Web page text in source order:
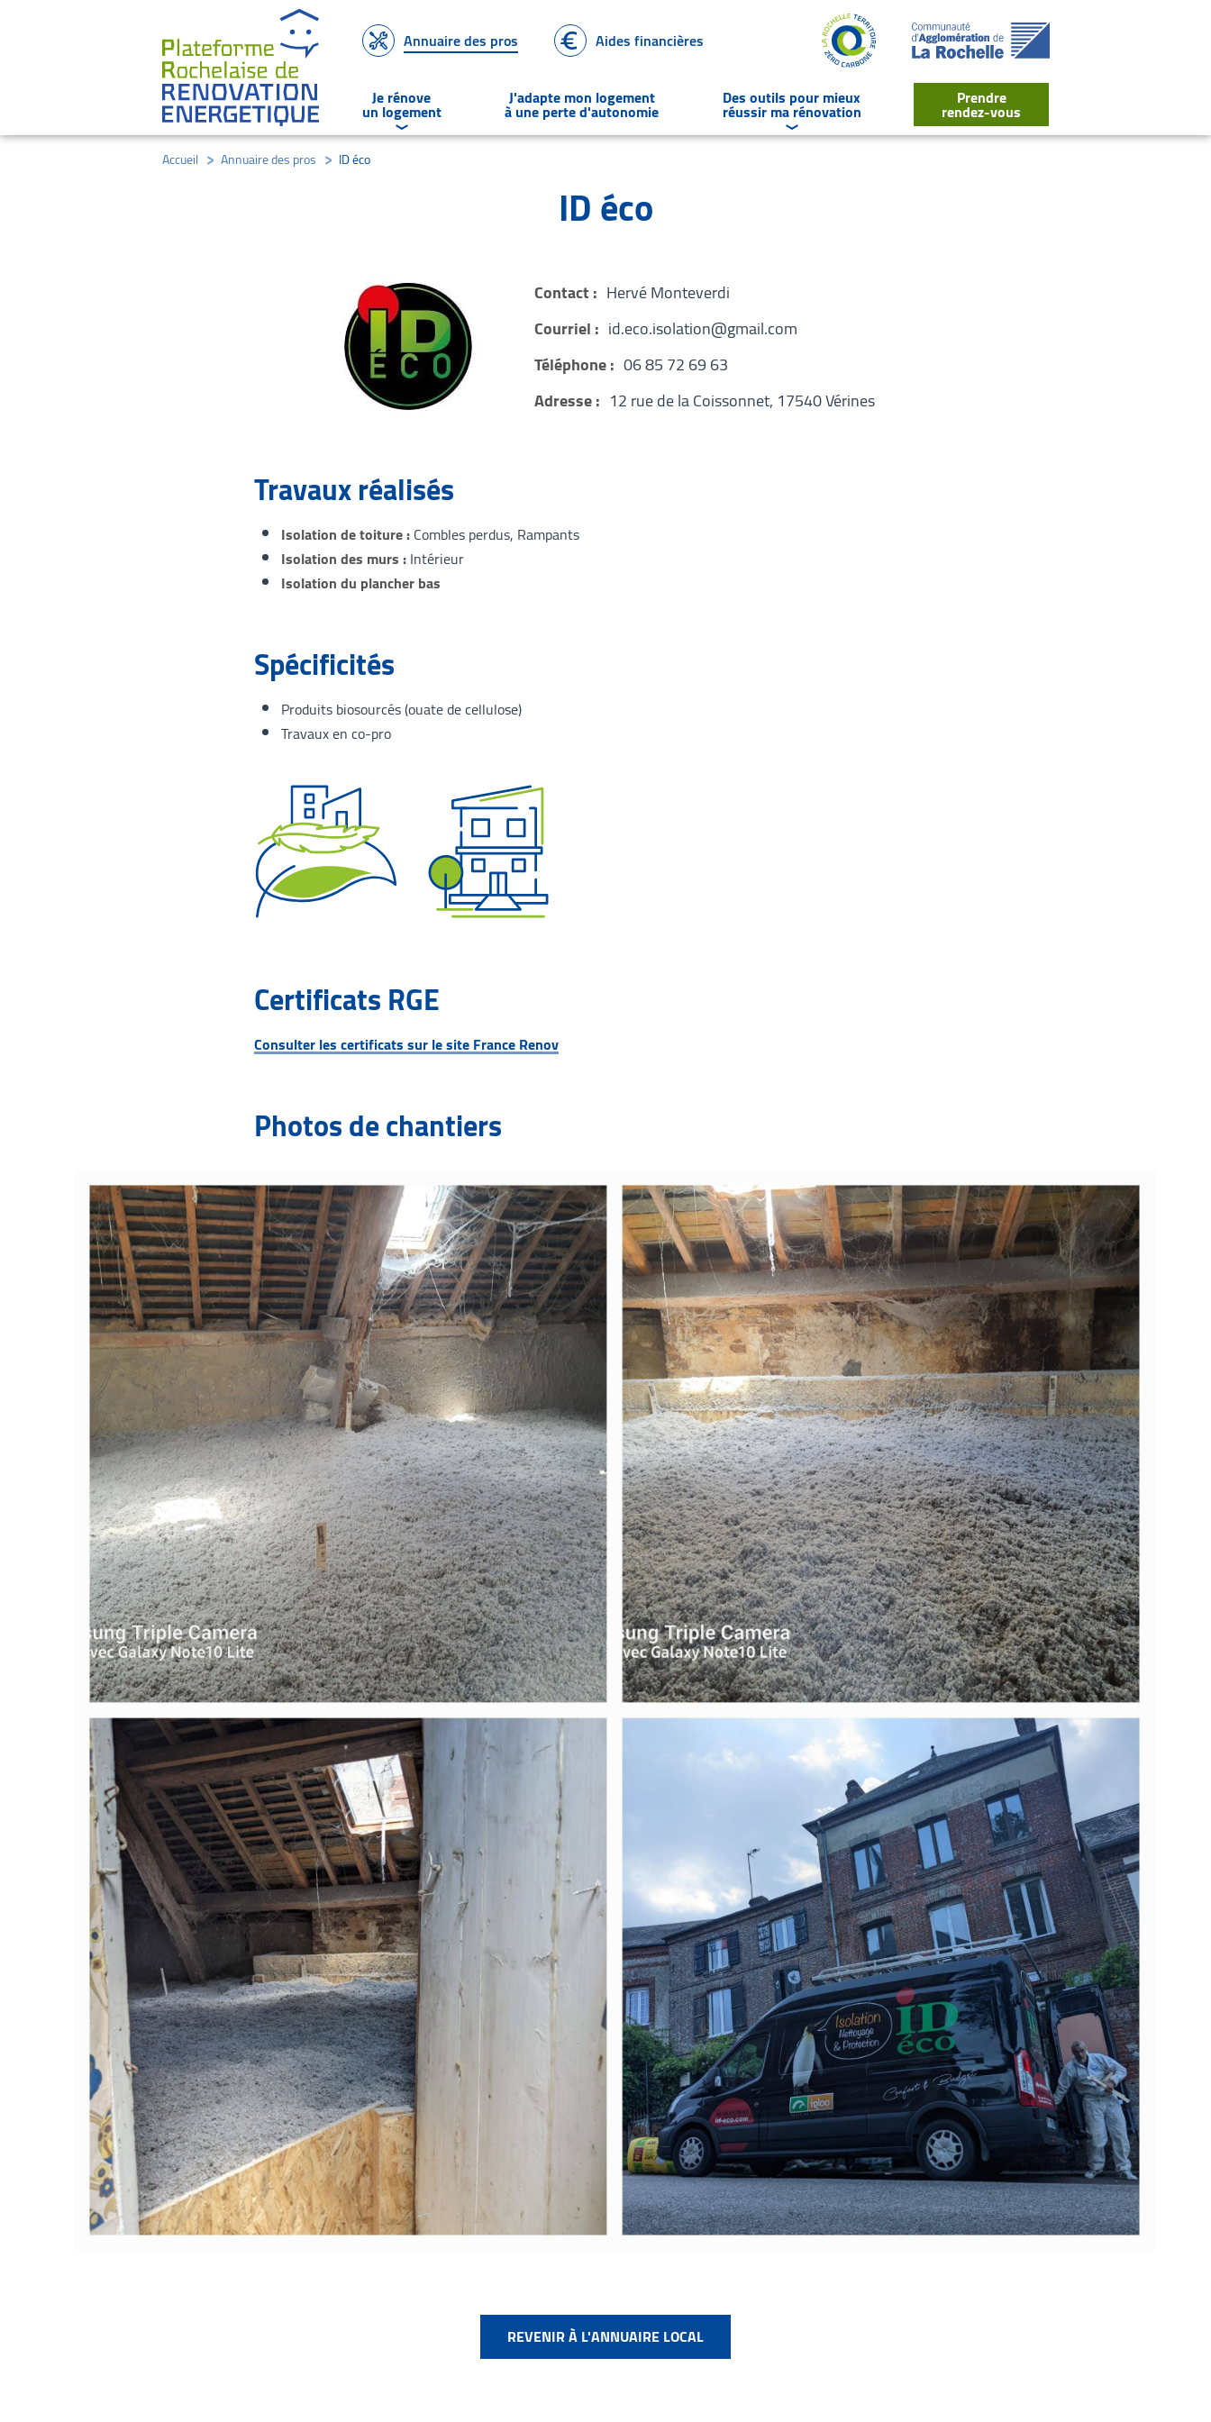
Annuaire des pros Aides financières
Je rénove
un logement
Déplierle sous-menu Je rénove un logement
J'adapte mon logement
à une perte d'autonomie
Des outils pour mieux
réussir ma rénovation
Déplierle sous-menu Des outils pour mieux réussir ma rénovation
Prendre
rendez-vous
Accueil/ Annuaire des pros ID éco
ID éco
Contact : Hervé Monteverdi
Courriel : id.eco.isolation@gmail.com
Téléphone : 06 85 72 69 63
Adresse : 12 rue de la Coissonnet, 17540 Vérines
Travaux réalisés
Isolation de toiture Combles perdus Rampants
Isolation des murs Intérieur
Isolation du plancher bas
Spécificités
Produits biosourcés (ouate de cellulose)
Travaux en co-pro
Certificats RGE
Consulter les certificats sur le site France Renov
Photos de chantiers
REVENIR À L'ANNUAIRE LOCAL